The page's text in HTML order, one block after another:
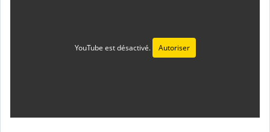
YouTube est désactivé. Autoriser